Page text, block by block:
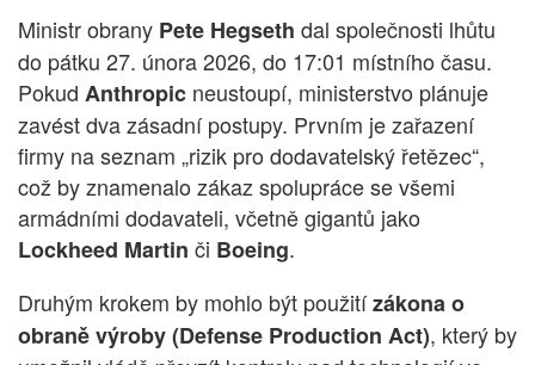
Ministr obrany Pete Hegseth dal společnosti lhůtu
do pátku 27. února 2026, do 17:01 místního času.
Pokud Anthropic neustoupí, ministerstvo plánuje
zavést dva zásadní postupy. Prvním je zařazení
firmy na seznam „rizik pro dodavatelský řetězec“,
což by znamenalo zákaz spolupráce se všemi
armádními dodavateli, včetně gigantů jako
Lockheed Martin či Boeing.
Druhým krokem by mohlo být použitízákona o
obraně výroby (Defense Production Act), který by